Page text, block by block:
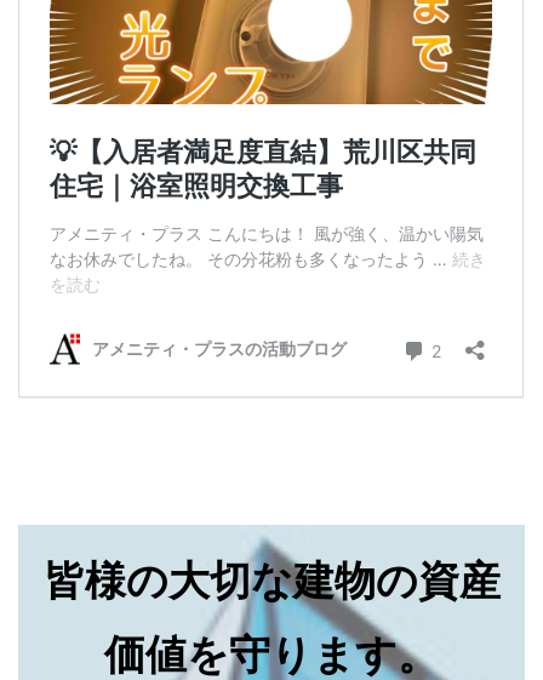
皆様の大切な建物の資産
価値を守ります。